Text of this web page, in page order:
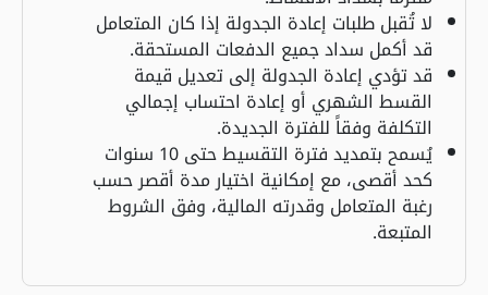
لا تُقبل طلبات إعادة الجدولة إذا كان المتعامل
قد أكمل سداد جميع الدفعات المستحقة.
قد تؤدي إعادة الجدولة إلى تعديل قيمة
القسط الشهري أو إعادة احتساب إجمالي
التكلفة وفقاً للفترة الجديدة.
يُسمح بتمديد فترة التقسيط حتى 10 سنوات
كحد أقصى، مع إمكانية اختيار مدة أقصر حسب
رغبة المتعامل وقدرته المالية، وفق الشروط
المتبعة.